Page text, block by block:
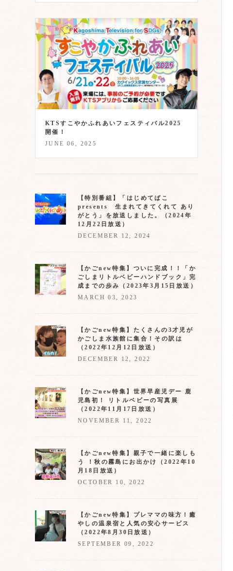
KTSすこやかふれあいフェスティバル2025
開催！
JUNE 06, 2025
【特別番組】「はじめてばこ
presents 生まれてきてくれて あり
がとう」を放送しました。（2024年
12月22日放送）
DECEMBER 12, 2024
【かごnew特集】ついに完成！！「か
ごしまリトルベビーハンドブック」完
成までの歩み（2023年3月15日放送）
MARCH 03, 2023
【かごnew特集】たくさんの3才児が
かごしま水族館に集合！その訳は
（2022年12月12日放送）
DECEMBER 12, 2022
【かごnew特集】世界早産児デー 鹿
児島初！ リトルベビーの写真展
（2022年11月17日放送）
NOVEMBER 11, 2022
【かごnew特集】親子で一緒に楽しも
う ！秋の霧島にお出かけ（2022年10
月18日放送）
OCTOBER 10, 2022
【かごnew特集】プレママの味方！癒
やしの温泉宿と人気の安心サービス
（2022年8月30日放送）
SEPTEMBER 09, 2022